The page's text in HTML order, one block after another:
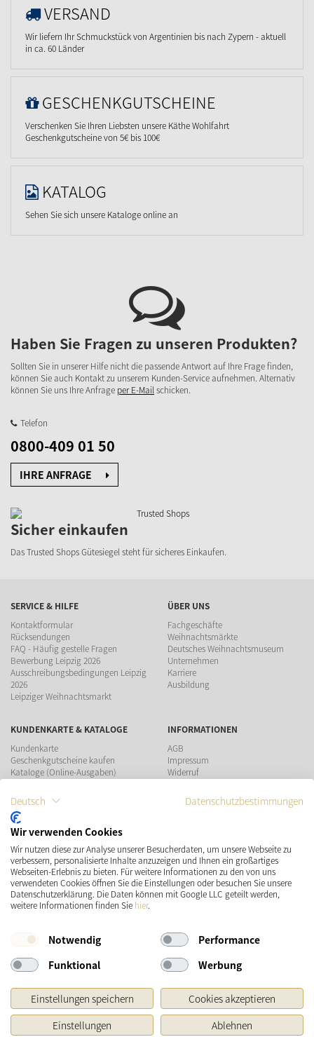
VERSAND
Wir liefern Ihr Schmuckstück von Argentinien bis nach Zypern - aktuell
in ca. 60 Länder
GESCHENKGUTSCHEINE
Verschenken Sie Ihren Liebsten unsere Käthe Wohlfahrt
Geschenkgutscheine von 5€ bis 100€
KATALOG
Sehen Sie sich unsere Kataloge online an
Haben Sie Fragen zu unseren Produkten?
Sollten Sie in unserer Hilfe nicht die passende Antwort auf Ihre Frage finden,
können Sie auch Kontakt zu unserem Kunden-Service aufnehmen. Alternativ
können Sie uns Ihre Anfrage per E-Mailschicken.
Telefon
0800-409 01 50
IHRE ANFRAGE
Sicher einkaufen
Das Trusted Shops Gütesiegel steht für sicheres Einkaufen.
SERVICE & HILFE
Kontaktformular
Rücksendungen
FAQ - Häufig gestelle Fragen
Bewerbung Leipzig 2026
Ausschreibungsbedingungen Leipzig
2026
Leipziger Weihnachtsmarkt
ÜBER UNS
Fachgeschäfte
Weihnachtsmärkte
Deutsches Weihnachtsmuseum
Unternehmen
Karriere
Ausbildung
KUNDENKARTE & KATALOGE
Kundenkarte
Geschenkgutscheine kaufen
Kataloge (Online-Ausgaben)
INFORMATIONEN
AGB
Impressum
Widerruf
Teilnahmebedingungen Gewinnspiel
ZAHLUNGSMÖGLICHKEITEN
VERSAND SOCIAL MEDIA
* Preisangaben inkl. gesetzl. MwSt. und zzgl.Versandkosten
Deutsch Datenschutzbestimmungen
Wir verwenden Cookies
Wir nutzen diese zur Analyse unserer Besucherdaten, um unsere Webseite zu
verbessern, personalisierte Inhalte anzuzeigen und Ihnen ein großartiges
Webseiten-Erlebnis zu bieten. Für weitere Informationen zu den von uns
verwendeten Cookies öffnen Sie die Einstellungen oder besuchen Sie unsere
Datenschutzerklärung. Die Daten können mit Google LLC geteilt werden,
weitere Informationen finden Sie hier.
Notwendig
Performance
Funktional
Werbung
Einstellungen speichern
Cookies akzeptieren
Einstellungen
Ablehnen